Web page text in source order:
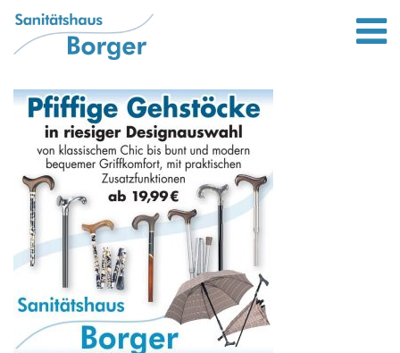
Bett und wohnen
Lifter von Liftstar
Rollatoren
Bandagen und Orthesen
Scooter / Elektromobile
Gehstöcke
Kompressionsstrümpfe
Standort
Unternehmen